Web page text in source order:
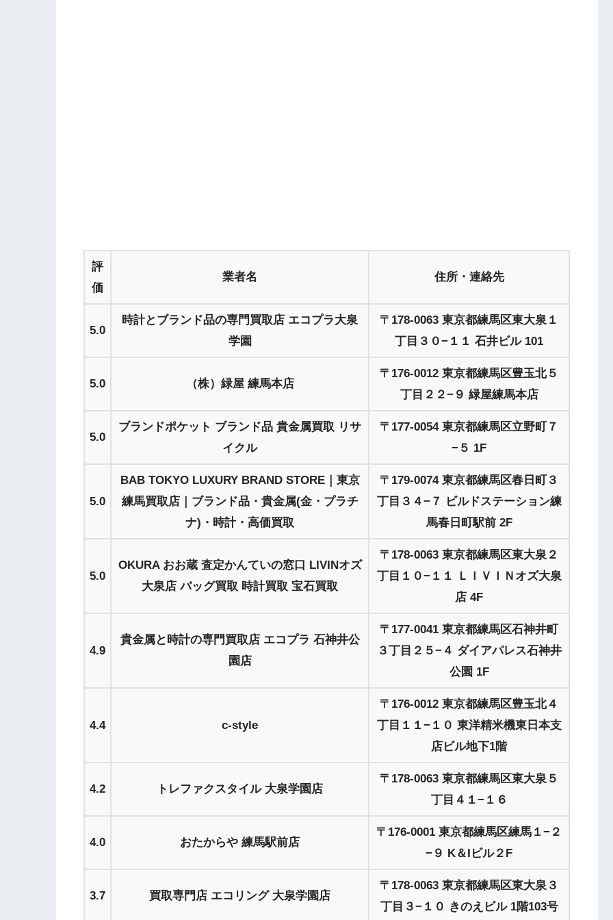
評
価
業者名 住所・連絡先
5.0
時計とブランド品の専門買取店 エコプラ大泉
学園
〒178-0063 東京都練馬区東大泉１
丁目３０−１１ 石井ビル 101
5.0 （株）緑屋 練馬本店
〒176-0012 東京都練馬区豊玉北５
丁目２２−９ 緑屋練馬本店
5.0
ブランドポケット ブランド品 貴金属買取 リサ
イクル
〒177-0054 東京都練馬区立野町７
−５ 1F
5.0
BAB TOKYO LUXURY BRAND STORE｜東京
練馬買取店｜ブランド品・貴金属(金・プラチ
ナ)・時計・高価買取
〒179-0074 東京都練馬区春日町３
丁目３４−７ ビルドステーション練
馬春日町駅前 2F
5.0
OKURA おお蔵 査定かんていの窓口 LIVINオズ
大泉店 バッグ買取 時計買取 宝石買取
〒178-0063 東京都練馬区東大泉２
丁目１０−１１ ＬＩＶＩＮオズ大泉
店 4F
4.9
貴金属と時計の専門買取店 エコプラ 石神井公
園店
〒177-0041 東京都練馬区石神井町
３丁目２５−４ ダイアパレス石神井
公園 1F
4.4 c-style
〒176-0012 東京都練馬区豊玉北４
丁目１１−１０ 東洋精米機東日本支
店ビル地下1階
4.2 トレファクスタイル 大泉学園店
〒178-0063 東京都練馬区東大泉５
丁目４１−１６
4.0 おたからや 練馬駅前店
〒176-0001 東京都練馬区練馬１−２
−９ K＆Iビル２F
3.7 買取専門店 エコリング 大泉学園店
〒178-0063 東京都練馬区東大泉３
丁目３−１０ きのえビル 1階103号